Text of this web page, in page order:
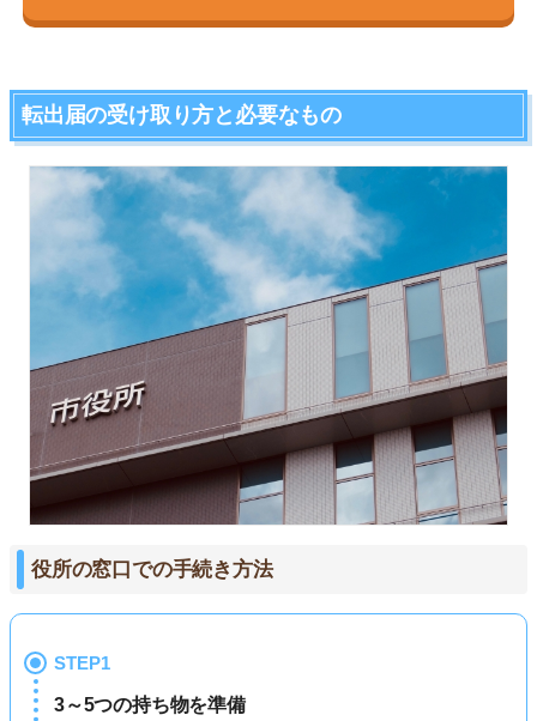
転出届の受け取り方と必要なもの
役所の窓口での手続き方法
STEP1
3～5つの持ち物を準備